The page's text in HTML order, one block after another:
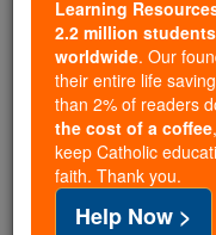
Online, Catholic
Catholic Online
tools serving over
families worldwide.
just gave their entire
Learning
2.2 million
worldwide. Our
their entire life
than 2% of readers
the cost of a coffee
keep Catholic
faith. Thank you.
Help Now >